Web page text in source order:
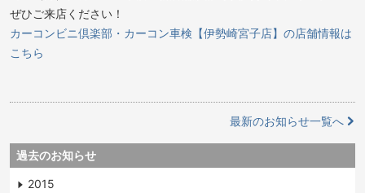
ぜひご来店ください！
カーコンビニ倶楽部・カーコン車検【伊勢崎宮子店】の店舗情報は
こちら
最新のお知らせ一覧へ
過去のお知らせ
2015